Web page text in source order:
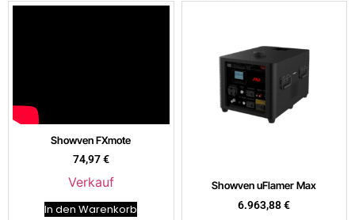
Showven FXmote
74,97€
Verkauf
In den Warenkorb
Showven uFlamer Max
6.963,88€